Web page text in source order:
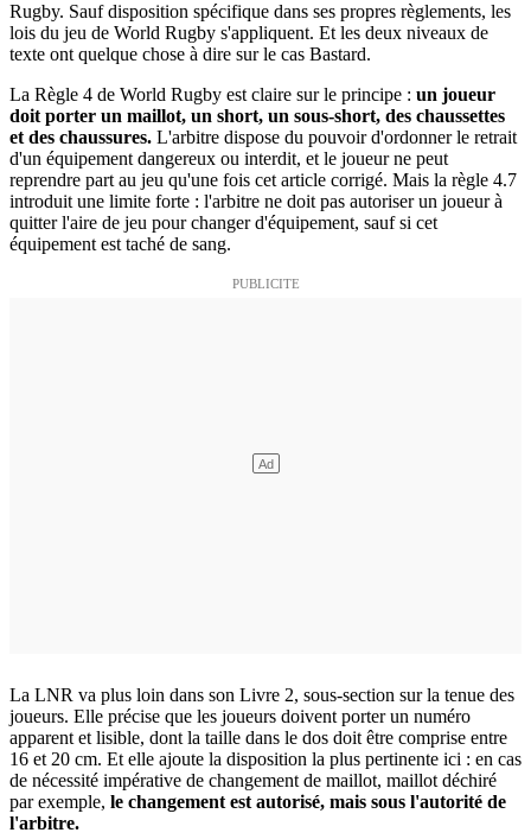
Rugby. Sauf disposition spécifique dans ses propres règlements, les
lois du jeu de World Rugby s'appliquent. Et les deux niveaux de
texte ont quelque chose à dire sur le cas Bastard.
La Règle 4 de World Rugby est claire sur le principe : un joueur
doit porter un maillot, un short, un sous-short, des chaussettes
et des chaussures. L'arbitre dispose du pouvoir d'ordonner le retrait
d'un équipement dangereux ou interdit, et le joueur ne peut
reprendre part au jeu qu'une fois cet article corrigé. Mais la règle 4.7
introduit une limite forte : l'arbitre ne doit pas autoriser un joueur à
quitter l'aire de jeu pour changer d'équipement, sauf si cet
équipement est taché de sang.
La LNR va plus loin dans son Livre 2, sous-section sur la tenue des
joueurs. Elle précise que les joueurs doivent porter un numéro
apparent et lisible, dont la taille dans le dos doit être comprise entre
16 et 20 cm. Et elle ajoute la disposition la plus pertinente ici : en cas
de nécessité impérative de changement de maillot, maillot déchiré
par exemple, le changement est autorisé, mais sous l'autorité de
l'arbitre.